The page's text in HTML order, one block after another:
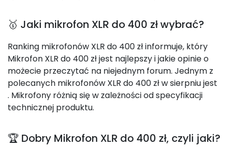
🥇 Jaki mikrofon XLR do 400 zł wybrać?
Ranking mikrofonów XLR do 400 zł informuje, który
Mikrofon XLR do 400 zł jest najlepszy i jakie opinie o
możecie przeczytać na niejednym forum. Jednym z
polecanych mikrofonów XLR do 400 zł w sierpniu jest
. Mikrofony różnią się w zależności od specyfikacji
technicznej produktu.
🏆 Dobry Mikrofon XLR do 400 zł, czyli jaki?